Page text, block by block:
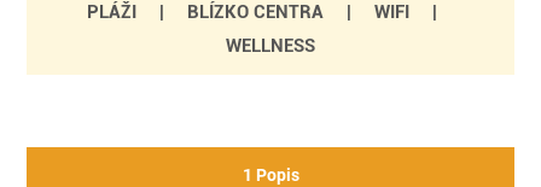
PLÁŽI
| BLÍZKO CENTRA | WIFI
|
WELLNESS
1 Popis